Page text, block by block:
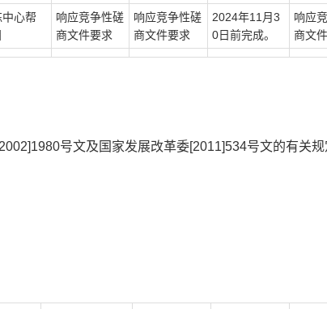
心帮
响应竞争性磋
商文件要求
响应竞争性磋
商文件要求
2024年11月3
0日前完成。
响应
商文
号文及国家发展改革委[2011]534号文的有关